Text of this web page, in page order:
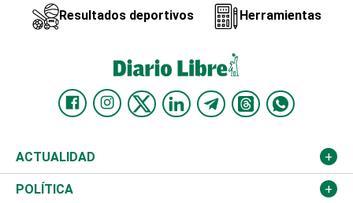
Resultados deportivos Herramientas
ACTUALIDAD
Nacional
POLÍTICA